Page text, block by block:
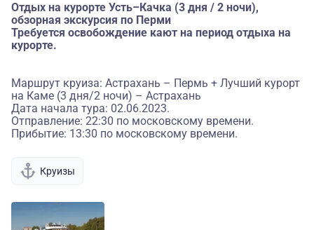
Отдых на курорте Усть–Качка (3 дня / 2 ночи),
обзорная экскурсия по Перми
Требуется освобождение кают на период отдыха на
курорте.
Маршрут круиза: Астрахань – Пермь + Лучший курорт
на Каме (3 дня/2 ночи) – Астрахань
Дата начала тура: 02.06.2023.
Отправление: 22:30 по московскому времени.
Прибытие: 13:30 по московскому времени.
Круизы